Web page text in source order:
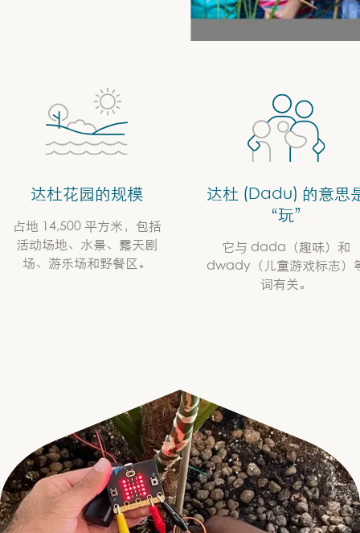
达杜花园的规模
占地 14,500 平方米，包括
活动场地、水景、露天剧
场、游乐场和野餐区。
达杜 (Dadu) 的意思
“玩”
它与 dada（趣味）和
dwady（儿童游戏标志）
词有关。